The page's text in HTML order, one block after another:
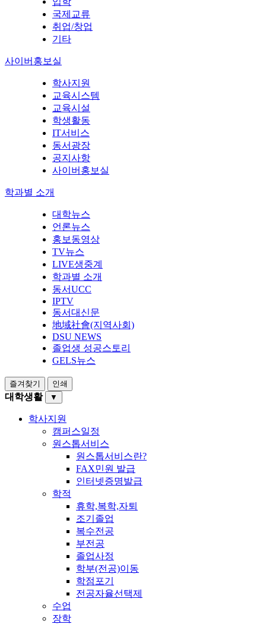
국제교류
취업/창업
기타
사이버홍보실
학사지원
교육시스템
교육시설
학생활동
IT서비스
동서광장
공지사항
사이버홍보실
학과별 소개
대학뉴스
언론뉴스
홍보동영상
TV뉴스
LIVE생중계
학과별 소개
동서UCC
IPTV
동서대신문
地域社會(지역사회)
DSU NEWS
졸업생 성공스토리
GELS뉴스
즐겨찾기 인쇄
대학생활 ▼
학사지원
캠퍼스일정
원스톱서비스
원스톱서비스란?
FAX민원 발급
인터넷증명발급
학적
휴학,복학,자퇴
조기졸업
복수전공
부전공
졸업사정
학부(전공)이동
학점포기
전공자율선택제
수업
장학